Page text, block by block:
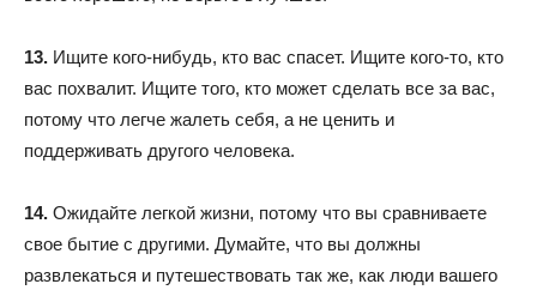
13. Ищите кого-нибудь, кто вас спасет. Ищите кого-то, кто
вас похвалит. Ищите того, кто может сделать все за вас,
потому что легче жалеть себя, а не ценить и
поддерживать другого человека.
14. Ожидайте легкой жизни, потому что вы сравниваете
свое бытие с другими. Думайте, что вы должны
развлекаться и путешествовать так же, как люди вашего